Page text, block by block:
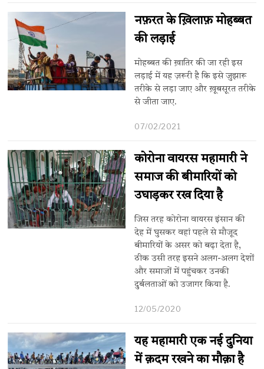
नफ़रत के ख़िलाफ़ मोहब्बत
की लड़ाई
मोहब्बत की ख़ातिर की जा रही इस
लड़ाई में यह ज़रूरी है कि इसे जुझारू
तरीके से लड़ा जाए और ख़ूबसूरत तरीके
से जीता जाए.
07/02/2021
कोरोना वायरस महामारी ने
समाज की बीमारियों को
उघाड़कर रख दिया है
जिस तरह कोरोना वायरस इंसान की
देह में घुसकर वहां पहले से मौजूद
बीमारियों के असर को बढ़ा देता है,
ठीक उसी तरह इसने अलग-अलग देशों
और समाजों में पहुंचकर उनकी
दुर्बलताओं को उजागर किया है.
12/05/2020
यह महामारी एक नई दुनिया
में क़दम रखने का मौक़ा है